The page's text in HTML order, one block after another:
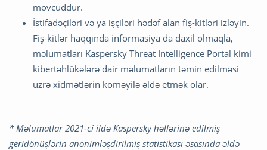
mövcuddur.
İstifadəçiləri və ya işçiləri hədəf alan fiş-kitləri izləyin.
Fiş-kitlər haqqında informasiya da daxil olmaqla,
məlumatları Kaspersky Threat Intelligence Portal kimi
kibertəhlükələrə dair məlumatların təmin edilməsi
üzrə xidmətlərin köməyilə əldə etmək olar.
* Məlumatlar 2021-ci ildə Kaspersky həllərinə edilmiş
geridönüşlərin anonimləşdirilmiş statistikası əsasında əldə